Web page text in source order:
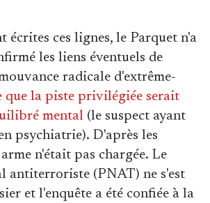
écrites ces lignes, le Parquet n'a
les liens éventuels de
radicale d'extrême-
que la piste privilégiée serait
mental (le suspect ayant
psychiatrie). D'après les
n'était pas chargée. Le
antiterroriste (PNAT) ne s'est
et l'enquête a été confiée à la